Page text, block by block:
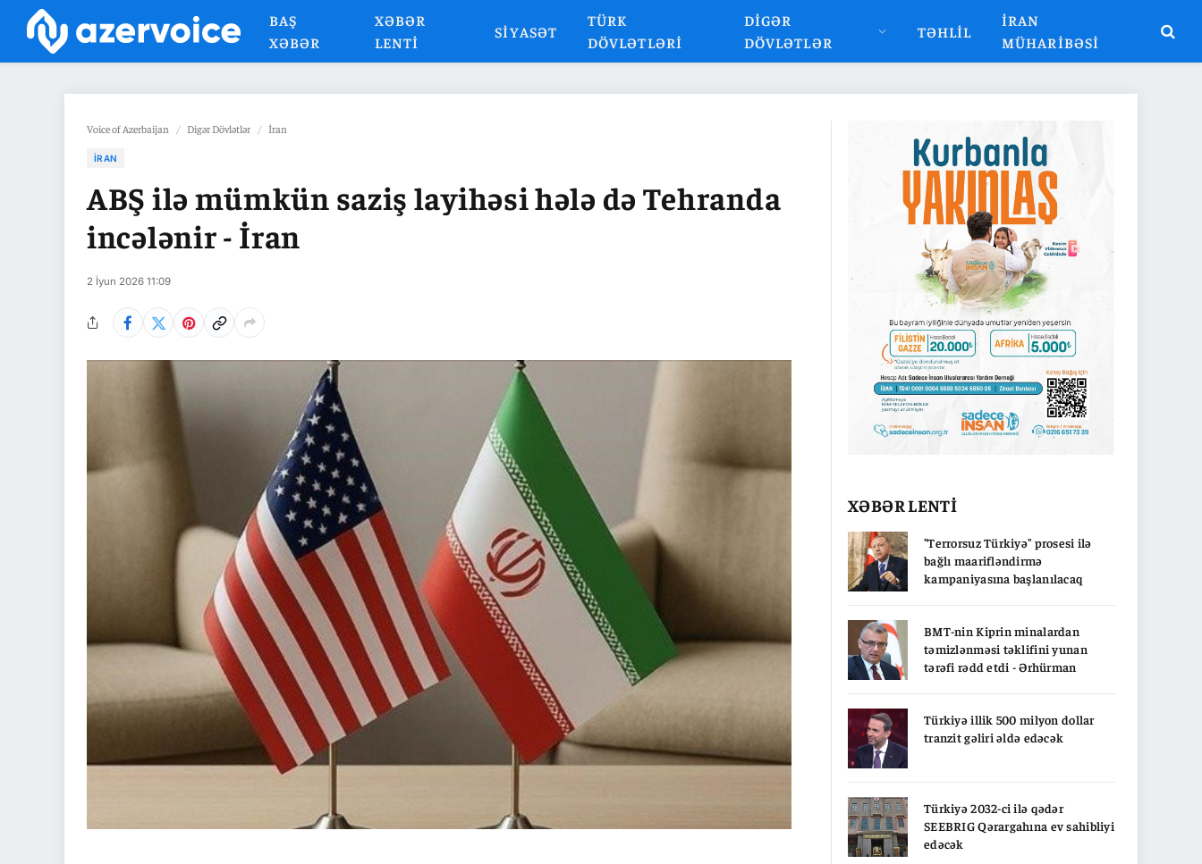
BAŞ
XƏBƏR
XƏBƏR
LENTI
SIYASƏT
TÜRK
DÖVLƏTLƏRI
DIGƏR
DÖVLƏTLƏR
TƏHLIL
İRAN
MÜHARIBƏSI
Voice of Azerbaijan / Digər Dövlətlər / İran
İRAN
ABŞ ilə mümkün saziş layihəsi hələ də Tehranda
incələnir - İran
2 İyun 2026 11:09
XƏBƏR LENTİ
"Terrorsuz Türkiyə" prosesi ilə
bağlı maarifləndirmə
kampaniyasına başlanılacaq
BMT-nin Kiprin minalardan
təmizlənməsi təklifini yunan
tərəfi rədd etdi - Ərhürman
Türkiyə illik 500 milyon dollar
tranzit gəliri əldə edəcək
Türkiyə 2032-ci ilə qədər
SEEBRIG Qərargahına ev sahibliyi
edəcək